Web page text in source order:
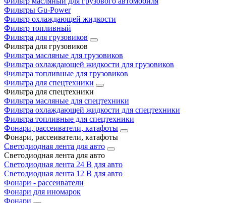
Фильтры Gu-Power
Фильтр охлаждающей жидкости
Фильтр топливный
Фильтра для грузовиков
Фильтра для грузовиков
Фильтра масляные для грузовиков
Фильтра охлаждающей жидкости для грузовиков
Фильтра топливные для грузовиков
Фильтра для спецтехники
Фильтра для спецтехники
Фильтра масляные для спецтехники
Фильтра охлаждающей жидкости для спецтехники
Фильтра топливные для спецтехники
Фонари, рассеиватели, катафоты
Фонари, рассеиватели, катафоты
Светодиодная лента для авто
Светодиодная лента для авто
Светодиодная лента 24 В для авто
Светодиодная лента 12 В для авто
Фонари - рассеиватели
Фонари для иномарок
Фонари